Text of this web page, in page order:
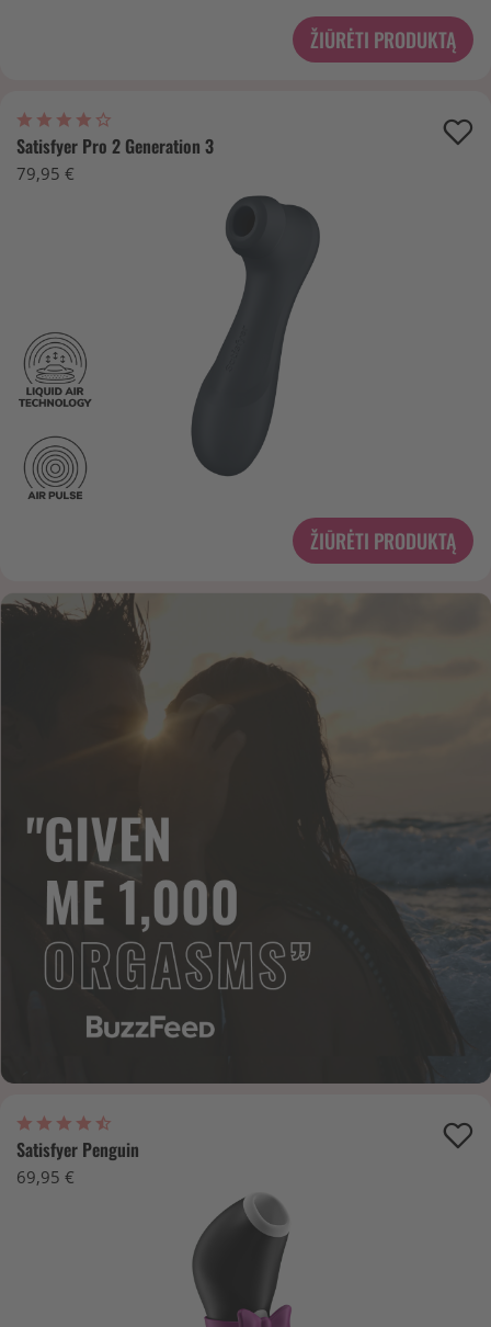
ŽIŪRĖTI PRODUKTĄ
Satisfyer Pro 2 Generation 3
79,95 €
ŽIŪRĖTI PRODUKTĄ
Satisfyer Penguin
69,95 €